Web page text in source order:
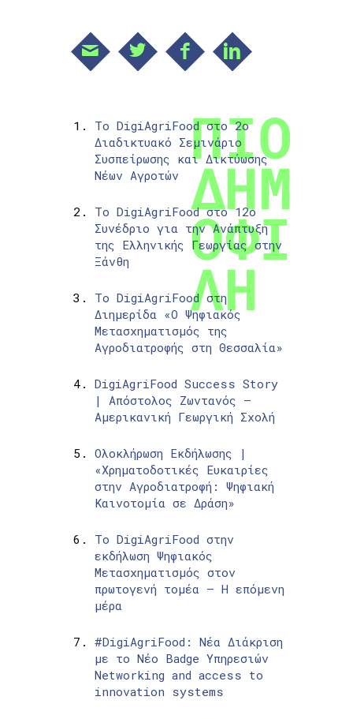
Το DigiAgriFood στο 2ο
Διαδικτυακό Σεμινάριο
Συσπείρωσης και Δικτύωσης
Νέων Αγροτών
Το DigiAgriFood στο 12ο
Συνέδριο για την Ανάπτυξη
της Ελληνικής Γεωργίας στην
Ξάνθη
Το DigiAgriFood στη
Διημερίδα «Ο Ψηφιακός
Μετασχηματισμός της
Αγροδιατροφής στη Θεσσαλία»
DigiAgriFood Success Story
| Απόστολος Ζωντανός –
Αμερικανική Γεωργική Σχολή
Ολοκλήρωση Εκδήλωσης |
«Χρηματοδοτικές Ευκαιρίες
στην Αγροδιατροφή: Ψηφιακή
Καινοτομία σε Δράση»
Το DigiAgriFood στην
εκδήλωση Ψηφιακός
Μετασχηματισμός στον
πρωτογενή τομέα – Η επόμενη
μέρα
#DigiAgriFood: Νέα Διάκριση
με το Νέο Badge Υπηρεσιών
Networking and access to
innovation systems